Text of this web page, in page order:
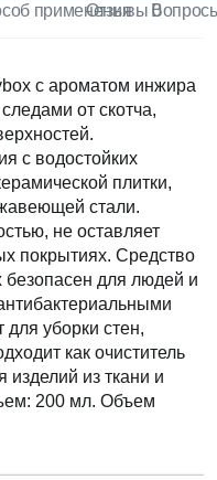
применения
Отзывы 0
с ароматом инжира
от скотча,
с водостойких
плитки,
стали.
не оставляет
покрытиях. Средство
для людей и
уборки стен,
как очиститель
изделий из ткани и
200 мл. Объем